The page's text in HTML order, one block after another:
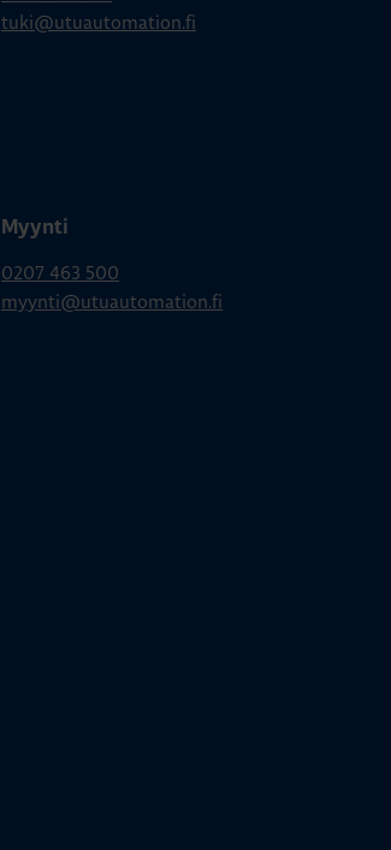
tuki@utuautomation.fi
Myynti
0207 463 500
myynti@utuautomation.fi